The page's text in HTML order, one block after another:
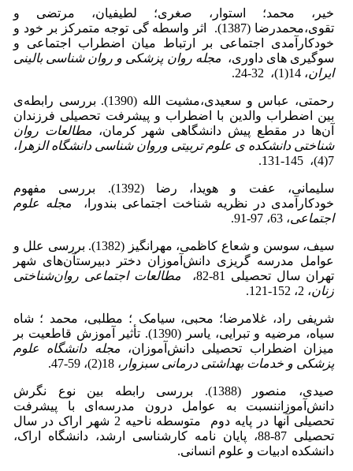
خیر، محمد؛ استوار، صغری؛ لطیفیان، مرتضی و
تقوی،محمدرضا (1387). اثر واسطه گی توجه متمرکز بر خود و
خودکارآمدی اجتماعی بر ارتباط میان اضطراب اجتماعی و
سوگیری های داوری، مجله روان پزشکی و روان شناسی بالینی
ایران، 14(1)، 32-24.
رحمتی، عباس و سعیدی،مشیت الله (1390). بررسی رابطه‌ی
بین اضطراب والدین با اضطراب و پیشرفت تحصیلی فرزندان
آن‌ها در مقطع پیش دانشگاهی شهر کرمان، مطالعات روان
شناختی دانشکده ی علوم تربیتی وروان شناسی دانشگاه الزهرا،
7(4)، 145-131.
سلیمانی، عفت و هویدا، رضا (1392). بررسی مفهوم
خودکارآمدی در نظریه شناخت اجتماعی بندورا، مجله علوم
اجتماعی، 63، 97-91.
سیف، سوسن و شعاع کاظمی، مهرانگیز (1382). بررسی علل و
عوامل مدرسه گریزی دانش‌آموزان دختر دبیرستآن‌های شهر
تهران سال تحصیلی 81-82،
مطالعات اجتماعی روان‌شناختی
زنان، 2، 152-121.
شریفی راد، غلامرضا؛ محبی، سیامک ؛ مطلبی، محمد ؛ شاه
سیاه، مرضیه و تبرایی، یاسر (1390). تأثیر آموزش قاطعیت بر
میزان اضطراب تحصیلی دانش‌آموزان، مجله دانشگاه علوم
پزشکی و خدمات بهداشتی درمانی سبزوار ، 18(2)، 59-47.
صیدی، منصور (1388). بررسی رابطه بین نوع نگرش
دانش‌آموزاننسبت به عوامل درون مدرسه‌ای با پیشرفت
تحصیلی آنها در پایه دوم متوسطه ناحیه 2 شهر اراک در سال
تحصیلی 87-88، پایان نامه کارشناسی ارشد، دانشگاه اراک،
دانشکده ادبیات و علوم انسانی.